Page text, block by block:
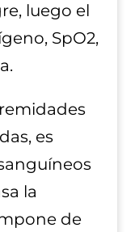
luego el
SpO2,
es
la
de